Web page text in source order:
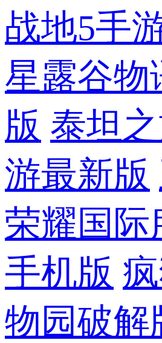
战地5手
星露谷物
版 泰坦
游最新版
荣耀国际
手机版
物园破解